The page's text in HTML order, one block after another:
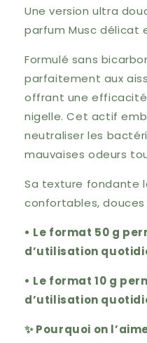
-
Exode
-
Exode
Une version ultra
parfum Musc délicat
Formulé sans
parfaitement aux
offrant une efficacité
nigelle. Cet actif
neutraliser les
mauvaises odeurs
Sa texture fondante
confortables,
• Le format 50 g
d’utilisation
• Le format 10 g
d’utilisation
✨ Pourquoi on